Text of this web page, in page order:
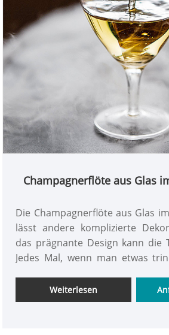
Champagnerflöte aus Glas
Die Champagnerflöte aus Glas
lässt andere komplizierte
das prägnante Design kann die
Jedes Mal, wenn man etwas
Blume in der Knospe,
ist sehr attraktiv und sieht in
Weiterlesen